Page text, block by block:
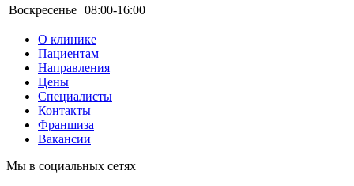
Воскресенье 08:00-16:00
О клинике
Пациентам
Направления
Цены
Специалисты
Контакты
Франшиза
Вакансии
Мы в социальных сетях